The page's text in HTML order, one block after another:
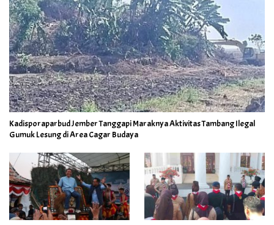
Kadisporaparbud Jember Tanggapi Maraknya Aktivitas Tambang Ilegal
Gumuk Lesung di Area Cagar Budaya